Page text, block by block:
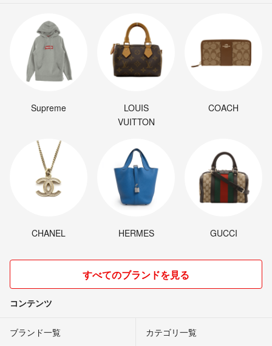
Supreme
LOUIS
VUITTON
COACH
CHANEL HERMES GUCCI
すべてのブランドを見る
コンテンツ
ブランド一覧 カテゴリ一覧